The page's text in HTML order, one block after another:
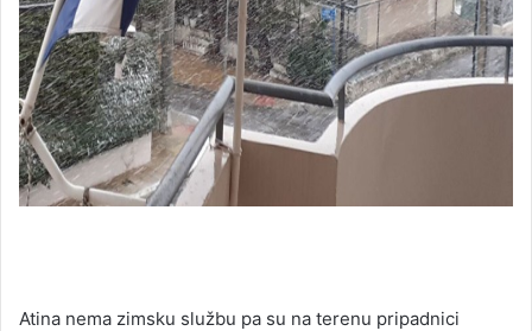
Atina nema zimsku službu pa su na terenu pripadnici